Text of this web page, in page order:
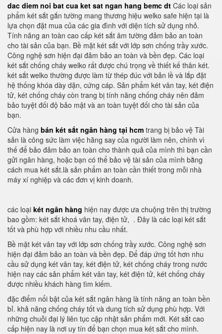
dac diem noi bat cua ket sat ngan hang bemc dt Các loại sản
phẩm két sắt gắn tường mang thương hiệu welko safe hiện tại là
lựa chọn đặt mua của các gia đình với diện tích sử dụng nhỏ.
Tính năng an toàn cao cấp két sắt âm tường đảm bảo an toàn
cho tài sản của bạn. Bề mặt két sắt với lớp sơn chống trầy xước.
Công nghệ sơn hiện đại đảm bảo an toàn và bền đẹp. Các loại
két sắt chống cháy welko rất được chú trọng về thiết kế thân két.
két sắt welko thường được làm từ thép đúc với bản lề và lắp đặt
hệ thống khóa dày dặn, cứng cáp. Sản phẩm két vân tay, két điện
tử, két chống cháy còn trang bị tính năng chống cháy nên đảm
bảo tuyệt đối độ bảo mật và an toàn tuyệt đối cho tài sản của
bạn.
Cửa hàng bán két sắt ngân hàng tại hcm trang bị bảo vệ Tài
sản là công sức làm việc hăng say của người làm nên, chính vì
thế để bảo đảm bảo an toàn cho thành quả của mình thì bạn cần
gửi ngân hàng, hoặc bạn có thể bảo vệ tài sản của mình bằng
cách mua két sắt.là sản phẩm an toàn cần thiết trong mỗi nhà
máy xí nghiệp và các đơn vị kinh doanh.
các loại két ngân hàng hiện nay được ưa chuộng trên thị trường
bao gồm: két sắt khoá vân tay, điện tử, . Đây là các loại két sắt
tốt và phù hợp với nhiều nhu cầu nhất.
Bề mặt két vân tay với lớp sơn chống trầy xước. Công nghệ sơn
hiện đại đảm bảo an toàn và bền đẹp. Để đáp ứng tốt hơn nhu
cầu sử dụng két vân tay, két điện tử, két chống cháy trong nước
hiện nay các sản phẩm két vân tay, két điện tử, két chống cháy
được nhiều khách hàng tìm kiếm.
đặc điểm nổi bật của két sắt ngân hàng là tính năng an toàn bền
bỉ. khả năng chống cháy tốt và dung tích sử dụng phù hợp. Với
những chuỗi đại lý liên tục cập nhật sản phẩm mới. Két sắt cao
cấp hiện nay là nơi uy tín để bạn chọn mua két sắt cho mình.